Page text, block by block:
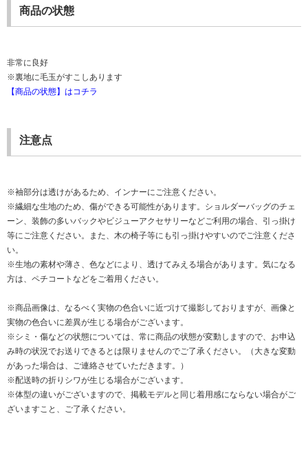
商品の状態
非常に良好
※裏地に毛玉がすこしあります
【商品の状態】はコチラ
注意点
※袖部分は透けがあるため、インナーにご注意ください。
※繊細な生地のため、傷ができる可能性があります。ショルダーバッグのチェ
ーン、装飾の多いバックやビジューアクセサリーなどご利用の場合、引っ掛け
等にご注意ください。また、木の椅子等にも引っ掛けやすいのでご注意くださ
い。
※生地の素材や薄さ、色などにより、透けてみえる場合があります。気になる
方は、ペチコートなどをご着用ください。
※商品画像は、なるべく実物の色合いに近づけて撮影しておりますが、画像と
実物の色合いに差異が生じる場合がございます。
※シミ・傷などの状態については、常に商品の状態が変動しますので、お申込
み時の状況でお送りできるとは限りませんのでご了承ください。（大きな変動
があった場合は、ご連絡させていただきます。）
※配送時の折りシワが生じる場合がございます。
※体型の違いがございますので、掲載モデルと同じ着用感にならない場合がご
ざいますこと、ご了承ください。